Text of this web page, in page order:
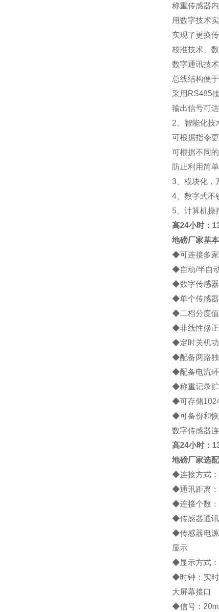
称重传感器
用数字技术
实现了更换
校准技术、
数字通讯技术
总线结构便
采用 RS485
输出信号可达
2 、智能化技
可根据指令
可根据不同
防止利用简
3、模块化，
4、数字式不
5、计算机操
高24小时：
地磅厂家基
◆可连接多
◆自动/半自
◆数字传感
◆单个传感
◆二档分度
◆非线性修
◆定时关机
◆配备两路
◆配备电流
◆称重记录
◆可存储
◆可备份和
数字传感器
高24小时：
地磅厂家选
◆连接方式：
◆通讯距离
◆连接个数：
◆传感器通
◆传感器电
显示
◆显示方式：
◆时钟：实
大屏幕接口
◆信号：